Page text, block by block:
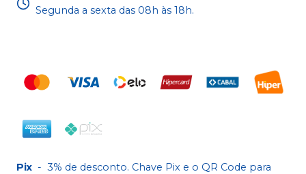
Segunda a sexta das 08h às 18h.
Pix - 3% de desconto. Chave Pix e o QR Code para